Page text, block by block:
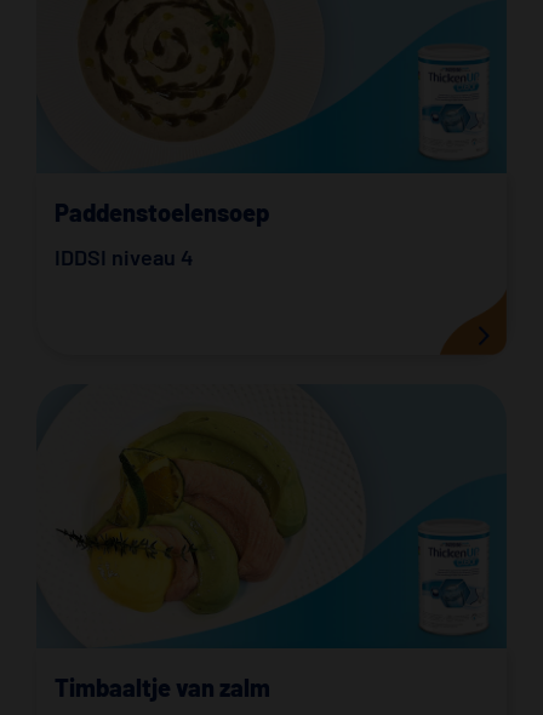
Paddenstoelensoep
IDDSI niveau 4
Timbaaltje van zalm